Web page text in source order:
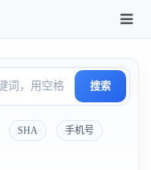
搜索
SHA 手机号